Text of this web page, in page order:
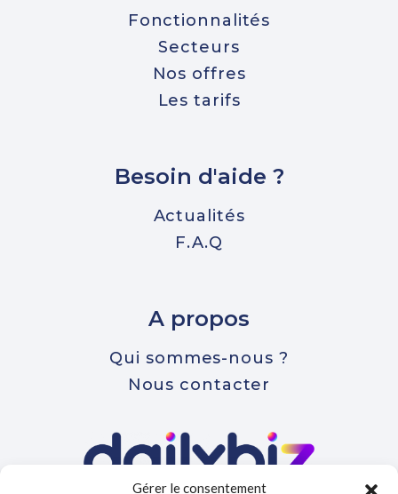
Gérer le consentement
Fonctionnalités
Secteurs
Nos offres
Les tarifs
Besoin d'aide ?
Actualités
F.A.Q
A propos
Qui sommes-nous ?
Nous contacter